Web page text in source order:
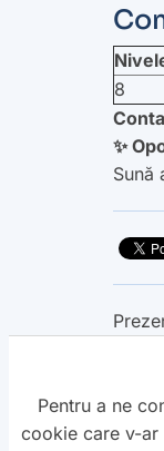
8
✨
Sună
Pentru a ne
cookie care v-ar